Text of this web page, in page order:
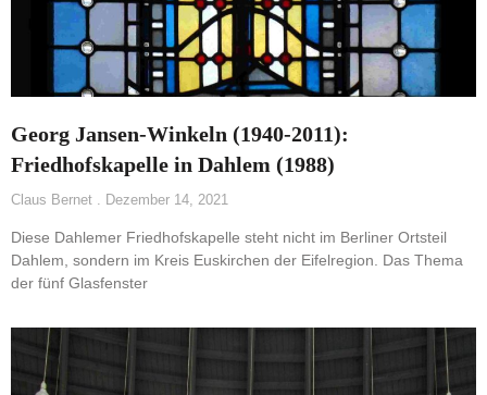
Georg Jansen-Winkeln (1940-2011):
Friedhofskapelle in Dahlem (1988)
Claus Bernet Dezember 14, 2021
Diese Dahlemer Friedhofskapelle steht nicht im Berliner Ortsteil
Dahlem, sondern im Kreis Euskirchen der Eifelregion. Das Thema
der fünf Glasfenster